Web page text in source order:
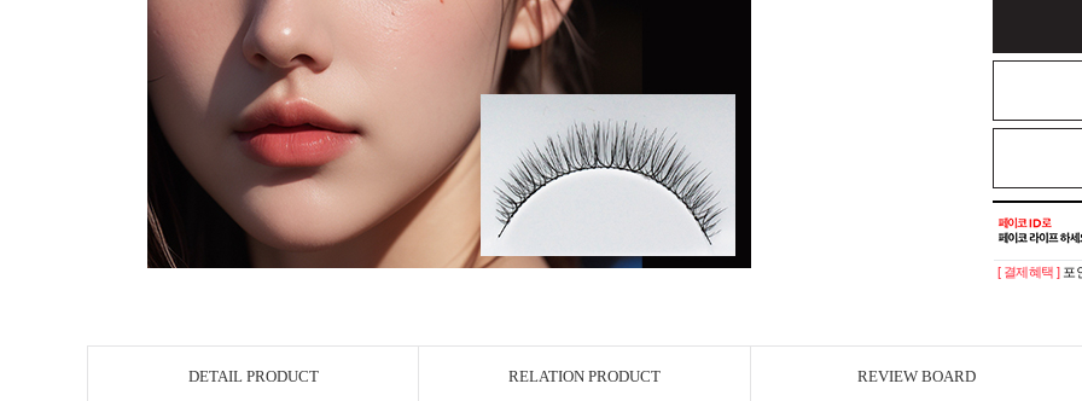
[ 결제혜택 ] 포
DETAIL PRODUCT RELATION PRODUCT REVIEW BOARD